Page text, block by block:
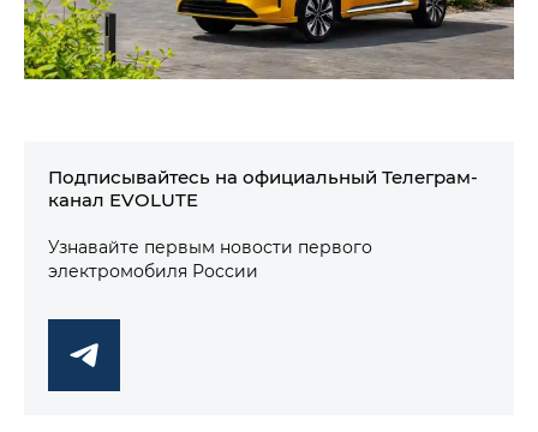
Подписывайтесь на официальный Телеграм-
канал EVOLUTE
Узнавайте первым новости первого
электромобиля России